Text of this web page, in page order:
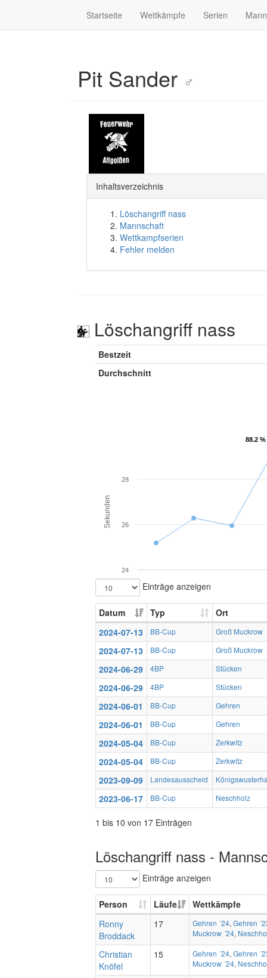
Startseite Wettkämpfe Serien
Pit Sander ♂
Inhaltsverzeichnis
Löschangriff nass
Mannschaft
Wettkampfserien
Fehler melden
Löschangriff nass
Bestzeit
Durchschnitt
88.2
88.2
Sekunden
24
26
28
Einträge anzeigen
Datum Typ
Ort
2024-07-13
BB-Cup Groß Muckrow
2024-07-13 BB-Cup Groß Muckrow
2024-06-29 4BP Stücken
2024-06-29 4BP Stücken
2024-06-01 BB-Cup Gehren
2024-06-01 BB-Cup Gehren
2024-05-04 BB-Cup Zerkwitz
2024-05-04 BB-Cup Zerkwitz
2023-09-09 Landesausscheid
2023-06-17 BB-Cup Neschholz
1 bis 10 von 17 Einträgen
Löschangriff nass -
Einträge anzeigen
Person Läufe
Wettkämpfe
Ronny
Broddack
17 Gehren ´24, Gehren
Muckrow ´24,
Christian
Knöfel
15 Gehren ´24, Gehren
Muckrow ´24,